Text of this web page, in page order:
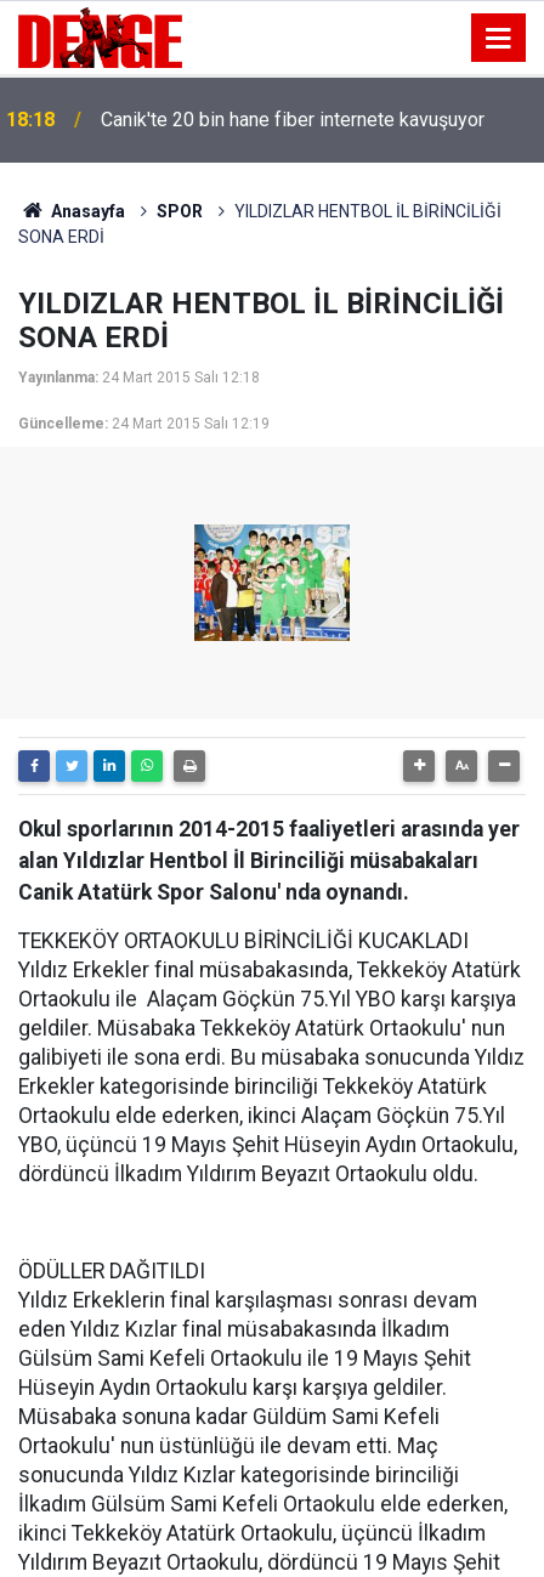
18:18 Canik'te 20 bin hane fiber internete kavuşuyor
Anasayfa SPOR
YILDIZLAR HENTBOL İL BİRİNCİLİĞİ
SONA ERDİ
YILDIZLAR HENTBOL İL BİRİNCİLİĞİ
SONA ERDİ
Yayınlanma: 24 Mart 2015 Salı 12:18
Güncelleme: 24 Mart 2015 Salı 12:19
Okul sporlarının 2014-2015 faaliyetleri arasında yer
alan Yıldızlar Hentbol İl Birinciliği müsabakaları
Canik Atatürk Spor Salonu' nda oynandı.
TEKKEKÖY ORTAOKULU BİRİNCİLİĞİ KUCAKLADI
Yıldız Erkekler final müsabakasında, Tekkeköy Atatürk
Ortaokulu ile Alaçam Göçkün 75.Yıl YBO karşı karşıya
geldiler. Müsabaka Tekkeköy Atatürk Ortaokulu' nun
galibiyeti ile sona erdi. Bu müsabaka sonucunda Yıldız
Erkekler kategorisinde birinciliği Tekkeköy Atatürk
Ortaokulu elde ederken, ikinci Alaçam Göçkün 75.Yıl
YBO, üçüncü 19 Mayıs Şehit Hüseyin Aydın Ortaokulu,
dördüncü İlkadım Yıldırım Beyazıt Ortaokulu oldu.
ÖDÜLLER DAĞITILDI
Yıldız Erkeklerin final karşılaşması sonrası devam
eden Yıldız Kızlar final müsabakasında İlkadım
Gülsüm Sami Kefeli Ortaokulu ile 19 Mayıs Şehit
Hüseyin Aydın Ortaokulu karşı karşıya geldiler.
Müsabaka sonuna kadar Güldüm Sami Kefeli
Ortaokulu' nun üstünlüğü ile devam etti. Maç
sonucunda Yıldız Kızlar kategorisinde birinciliği
İlkadım Gülsüm Sami Kefeli Ortaokulu elde ederken,
ikinci Tekkeköy Atatürk Ortaokulu, üçüncü İlkadım
Yıldırım Beyazıt Ortaokulu, dördüncü 19 Mayıs Şehit